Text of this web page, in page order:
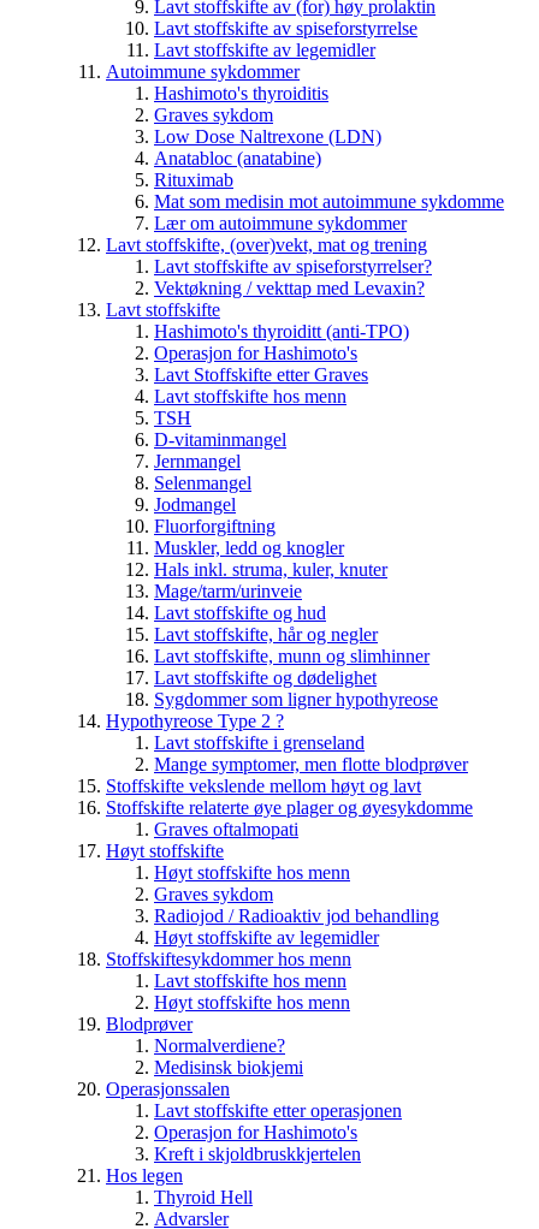
Lavt stoffskifte av (for) høy prolaktin
Lavt stoffskifte av spiseforstyrrelse
Lavt stoffskifte av legemidler
Autoimmune sykdommer
Hashimoto's thyroiditis
Graves sykdom
Low Dose Naltrexone (LDN)
Anatabloc (anatabine)
Rituximab
Mat som medisin mot autoimmune sykdomme
Lær om autoimmune sykdommer
Lavt stoffskifte, (over)vekt, mat og trening
Lavt stoffskifte av spiseforstyrrelser?
Vektøkning / vekttap med Levaxin?
Lavt stoffskifte
Hashimoto's thyroiditt (anti-TPO)
Operasjon for Hashimoto's
Lavt Stoffskifte etter Graves
Lavt stoffskifte hos menn
TSH
D-vitaminmangel
Jernmangel
Selenmangel
Jodmangel
Fluorforgiftning
Muskler, ledd og knogler
Hals inkl. struma, kuler, knuter
Mage/tarm/urinveie
Lavt stoffskifte og hud
Lavt stoffskifte, hår og negler
Lavt stoffskifte, munn og slimhinner
Lavt stoffskifte og dødelighet
Sygdommer som ligner hypothyreose
Hypothyreose Type 2 ?
Lavt stoffskifte i grenseland
Mange symptomer, men flotte blodprøver
Stoffskifte vekslende mellom høyt og lavt
Stoffskifte relaterte øye plager og øyesykdomme
Graves oftalmopati
Høyt stoffskifte
Høyt stoffskifte hos menn
Graves sykdom
Radiojod / Radioaktiv jod behandling
Høyt stoffskifte av legemidler
Stoffskiftesykdommer hos menn
Lavt stoffskifte hos menn
Høyt stoffskifte hos menn
Blodprøver
Normalverdiene?
Medisinsk biokjemi
Operasjonssalen
Lavt stoffskifte etter operasjonen
Operasjon for Hashimoto's
Kreft i skjoldbruskkjertelen
Hos legen
Thyroid Hell
Advarsler